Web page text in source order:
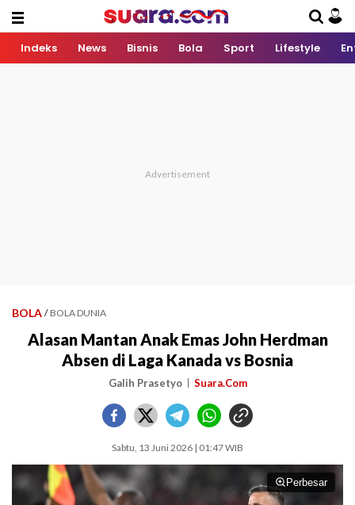
Indeks News Bisnis Bola Sport Lifestyle
BOLA / BOLA DUNIA
Alasan Mantan Anak Emas John Herdman
Absen di Laga Kanada vs Bosnia
Galih Prasetyo Suara.Com
Sabtu, 13 Juni 2026 | 01:47 WIB
Perbesar